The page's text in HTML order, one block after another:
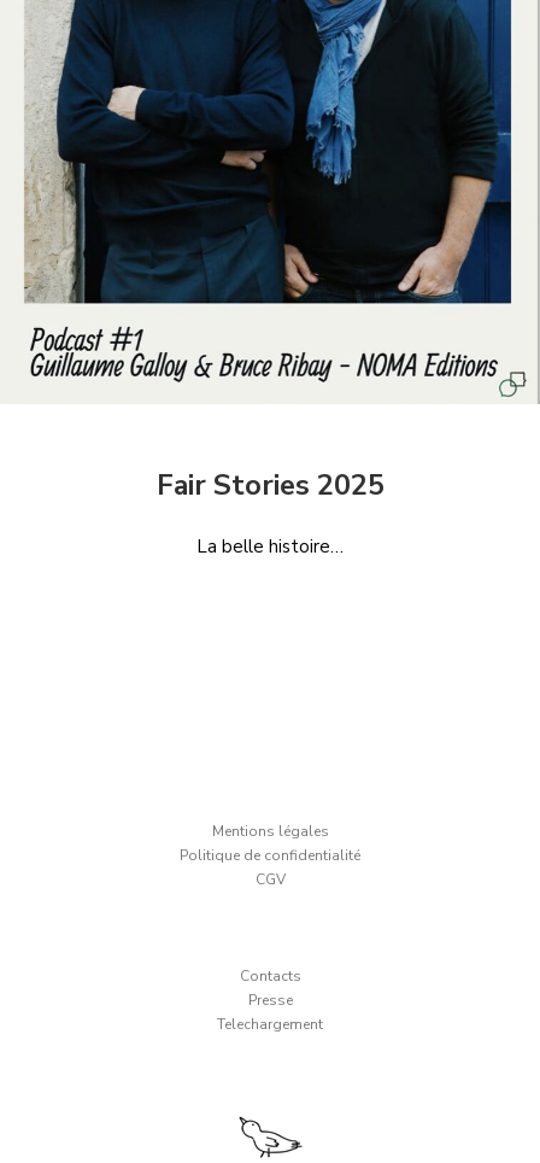
Fair Stories 2025
La belle histoire…
Mentions légales
Politique de confidentialité
CGV
Contacts
Presse
Telechargement